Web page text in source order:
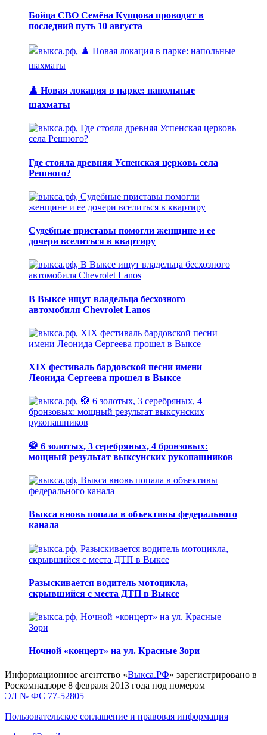
Бойца СВО Семёна Купцова проводят в
последний путь 10 августа
♟️ Новая локация в парке: напольные
шахматы
Где стояла древняя Успенская церковь села
Решного?
Судебные приставы помогли женщине и ее
дочери вселиться в квартиру
В Выксе ищут владельца бесхозного
автомобиля Chevrolet Lanos
XIX фестиваль бардовской песни имени
Леонида Сергеева прошел в Выксе
🥋 6 золотых, 3 серебряных, 4 бронзовых:
мощный результат выксунских рукопашников
Выкса вновь попала в объективы федерального
канала
Разыскивается водитель мотоцикла,
скрывшийся с места ДТП в Выксе
Ночной «концерт» на ул. Красные Зори
Информационное агентство «Выкса.РФ» зарегистрировано в
Роскомнадзоре 8 февраля 2013 года под номером
ЭЛ № ФС 77-52805
Пользовательское соглашение и правовая информация